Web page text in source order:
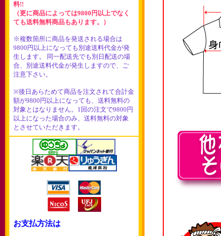
料!!
（更に商品によっては9800円以上でなく
ても送料無料商品もあります。）
※複数箇所に商品を発送される場合は
9800円以上になっても別途送料代金が発
生します。 同一配送先でも別日配送の場
合、別途送料代金が発生しますので、ご
注意下さい。
※後日あらためて商品を注文されて合計金
額が9800円以上になっても、送料無料の
対象とはなりません。1回の注文で9800円
以上になった場合のみ、送料無料の対象
とさせていただきます。
お支払方法は